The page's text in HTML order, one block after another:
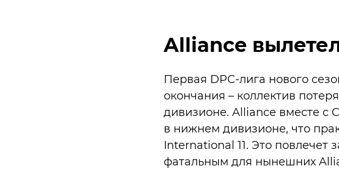
Alliance
Первая DPC-лига нового
окончания – коллектив
дивизионе. Alliance вместе с
в нижнем дивизионе, что
International 11. Это повлечет
фатальным для нынешних